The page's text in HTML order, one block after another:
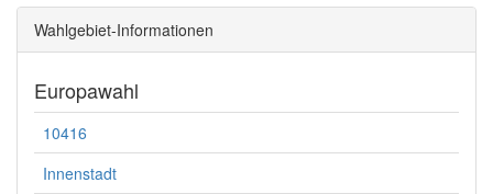
Wahlgebiet-Informationen
Europawahl
10416
Innenstadt